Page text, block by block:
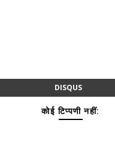
DISQUS
कोई टिप्पणी नहीं: